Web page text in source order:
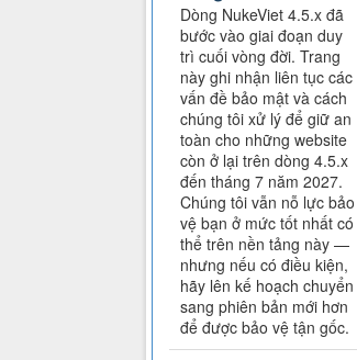
Dòng NukeViet 4.5.x đã
bước vào giai đoạn duy
trì cuối vòng đời. Trang
này ghi nhận liên tục các
vấn đề bảo mật và cách
chúng tôi xử lý để giữ an
toàn cho những website
còn ở lại trên dòng 4.5.x
đến tháng 7 năm 2027.
Chúng tôi vẫn nỗ lực bảo
vệ bạn ở mức tốt nhất có
thể trên nền tảng này —
nhưng nếu có điều kiện,
hãy lên kế hoạch chuyển
sang phiên bản mới hơn
để được bảo vệ tận gốc.